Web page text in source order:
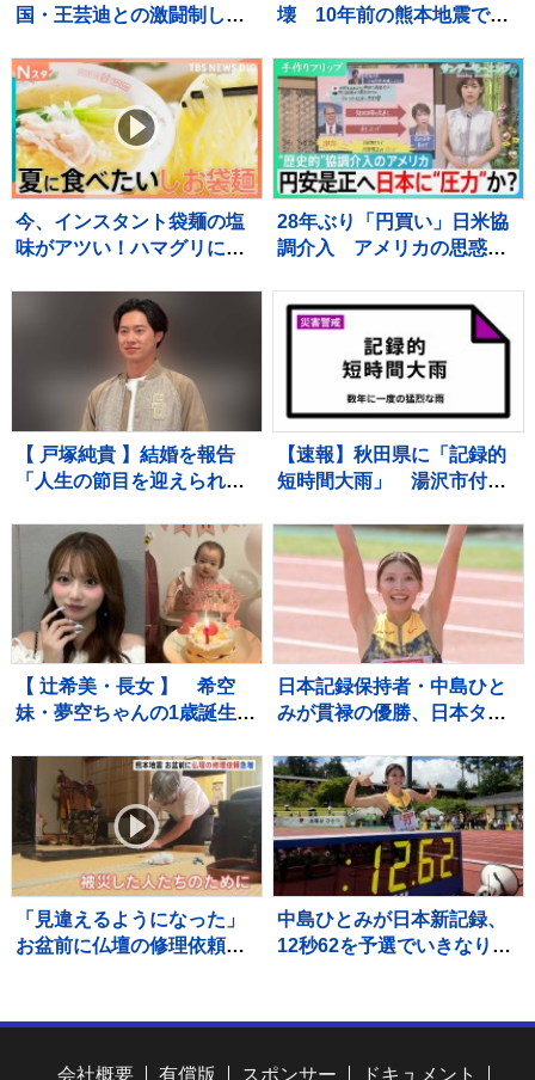
国・王芸迪との激闘制し初
オンズ横浜】
壊 10年前の熊本地震で補
本“避難解除”前になぜ再入
館？下水管破損で田んぼ
に“汚水” 直下に断層 住
宅被害は・・【サンデーモ
ーニング】
今、インスタント袋麺の塩
味がアツい！ハマグリに毛
麺も！専門家ゲキ推しの7品
を大家族が1週間ガチ比較！
【それスタ】
28年ぶり「円買い」日米協
調介入 アメリカの思惑
力”か？【サンデーモーニン
グ】
【 戸塚純貴 】結婚を報告
「人生の節目を迎えられる
ます」「さらなる飛躍を目
指して」精進誓う
【速報】秋田県に「記録的
短時間大雨」 湯沢市付近
な雨 災害警戒 9日13:49時
点
【 辻希美・長女 】 希空
妹・夢空ちゃんの1歳誕生日
愛くて見るだけで癒されて
るよ」 「姉妹で沢山お出か
けしたりしようね」
日本記録保持者・中島ひと
みが貫禄の優勝、日本タイ
を制す 予選で12秒62の日
本新をマーク【陸上・富士
北麓ワールドトライアル】
「見違えるようになった」
お盆前に仏壇の修理依頼が
中島ひとみが日本新記録、
12秒62を予選でいきなりマ
麓ワールドトライアル】
会社概要 有償版 スポンサー ドキュメント